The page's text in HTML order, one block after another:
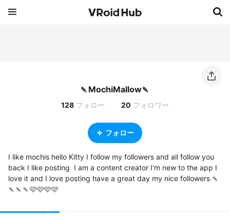
🍡MochiMallow🍡
128 フォロー 20 フォロワー
フォロー
I like mochis hello Kitty I follow my followers and all follow you
back I like posting  I am a content creator I'm new to the app I
love it and I love posting have a great day my nice followers 🍡